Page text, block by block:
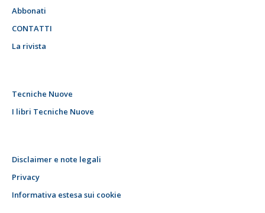
Abbonati
CONTATTI
La rivista
Tecniche Nuove
I libri Tecniche Nuove
Disclaimer e note legali
Privacy
Informativa estesa sui cookie